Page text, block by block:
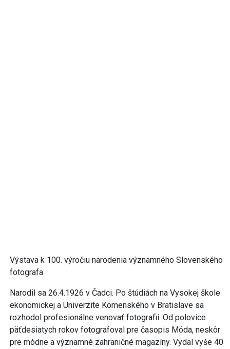
Výstava k 100. výročiu narodenia významného Slovenského
fotografa
Narodil sa 26.4.1926 v Čadci. Po štúdiách na Vysokej škole
ekonomickej a Univerzite Komenského v Bratislave sa
rozhodol profesionálne venovať fotografii. Od polovice
päťdesiatych rokov fotografoval pre časopis Móda, neskôr
pre módne a významné zahraničné magazíny. Vydal vyše 40